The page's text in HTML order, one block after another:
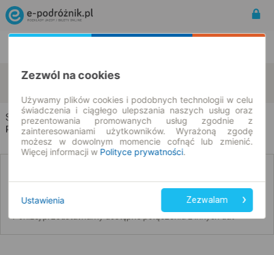
Skurcza Garwolin
Skurcza → Garwolin
Rozkład jazdy i bilety
Poniżej przedstawiamy dostępne połączenia z innych dat
Zezwól na cookies
Używamy plików cookies i podobnych technologii w celu
świadczenia i ciągłego ulepszania naszych usług oraz
prezentowania promowanych usług zgodnie z
zainteresowaniami użytkowników. Wyrażoną zgodę
możesz w dowolnym momencie cofnąć lub zmienić.
Więcej informacji w Polityce prywatności.
Ustawienia Zezwalam